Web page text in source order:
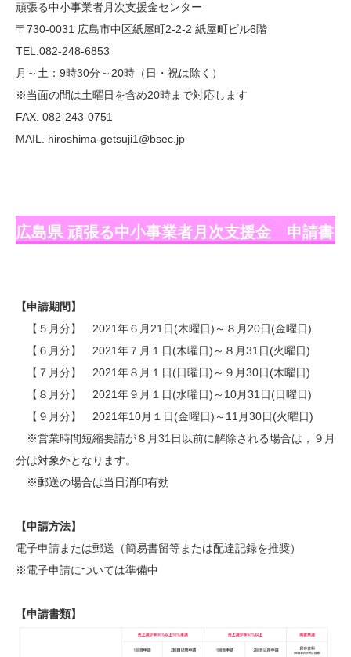
頑張る中小事業者月次支援金センター
〒730-0031 広島市中区紙屋町2-2-2 紙屋町ビル6階
TEL.082-248-6853
月～土：9時30分～20時（日・祝は除く）
※当面の間は土曜日を含め20時まで対応します
FAX. 082-243-0751
MAIL. hiroshima-getsuji1@bsec.jp
広島県 頑張る中小事業者月次支援金 申請書
【申請期間】
【５月分】 2021年６月21日(木曜日)～８月20日(金曜日)
【６月分】 2021年７月１日(木曜日)～８月31日(火曜日)
【７月分】 2021年８月１日(日曜日)～９月30日(木曜日)
【８月分】 2021年９月１日(水曜日)～10月31日(日曜日)
【９月分】 2021年10月１日(金曜日)～11月30日(火曜日)
※営業時間短縮要請が８月31日以前に解除される場合は，９月
分は対象外となります。
※郵送の場合は当日消印有効
【申請方法】
電子申請または郵送（簡易書留等または配達記録を推奨）
※電子申請については準備中
【申請書類】